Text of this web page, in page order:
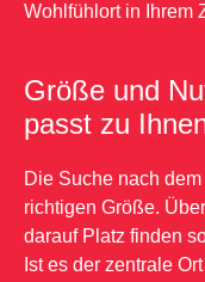
Wohlfühlort in Ihrem
Größe und
passt zu
Die Suche nach
richtigen Größe.
darauf Platz finden
Ist es der zentrale